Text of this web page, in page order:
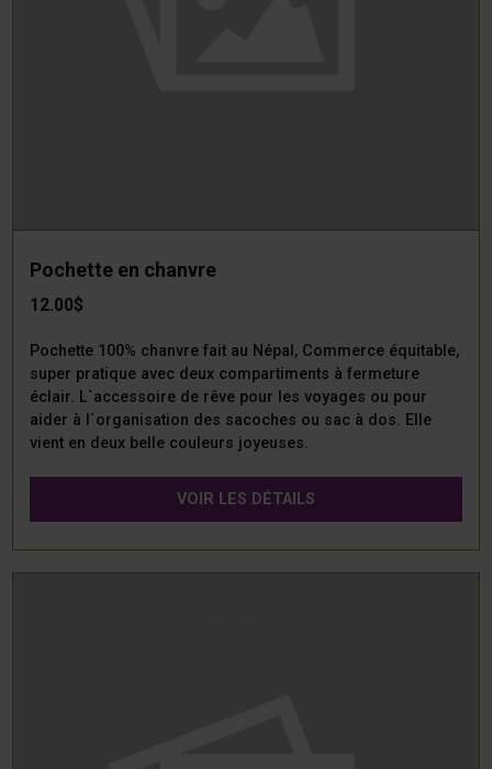
Pochette en chanvre
12.00$
Pochette 100% chanvre fait au Népal, Commerce équitable,
super pratique avec deux compartiments à fermeture
éclair. L`accessoire de rêve pour les voyages ou pour
aider à l`organisation des sacoches ou sac à dos. Elle
vient en deux belle couleurs joyeuses.
VOIR LES DÉTAILS